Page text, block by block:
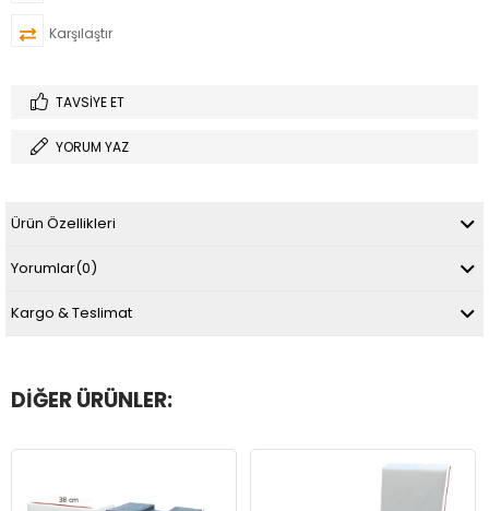
Karşılaştır
TAVSIYE ET
YORUM YAZ
Ürün Özellikleri
Yorumlar(0)
Kargo & Teslimat
DIĞER ÜRÜNLER: